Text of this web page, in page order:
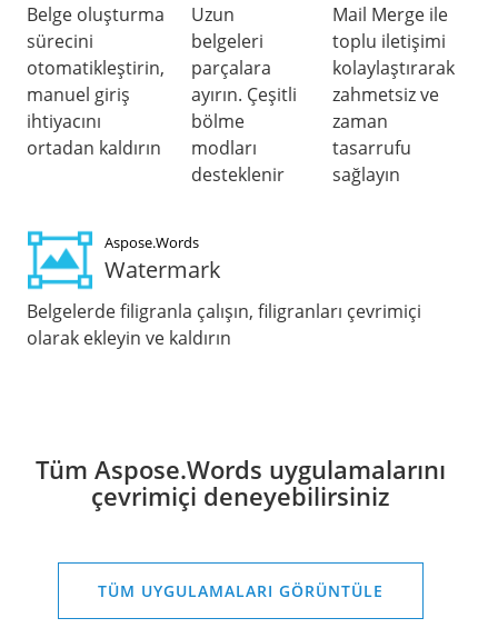
Belge oluşturma
sürecini
otomatikleştirin,
manuel giriş
ihtiyacını
ortadan kaldırın
Uzun
belgeleri
parçalara
ayırın. Çeşitli
bölme
modları
desteklenir
Mail Merge ile
toplu iletişimi
kolaylaştırarak
zahmetsiz ve
zaman
tasarrufu
sağlayın
Aspose.Words
Watermark
Belgelerde filigranla çalışın, filigranları çevrimiçi
olarak ekleyin ve kaldırın
Tüm Aspose.Words uygulamalarını
çevrimiçi deneyebilirsiniz
TÜM UYGULAMALARI GÖRÜNTÜLE